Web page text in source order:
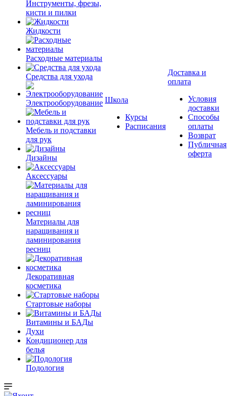
Инструменты, фрезы,
кисти и пилки
Жидкости
Расходные материалы
Средства для ухода
Электрооборудование
Мебель и подставки
для рук
Дизайны
Аксессуары
Материалы для
наращивания и
ламинирования
ресниц
Декоративная
косметика
Стартовые наборы
Витамины и БАДы
Духи
Кондиционер для
белья
Подология
Школа
Курсы
Расписания
Доставка и
оплата
Условия
доставки
Способы
оплаты
Возврат
Публичная
оферта